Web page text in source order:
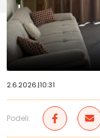
2.6.2026.|10:31
Podeli: